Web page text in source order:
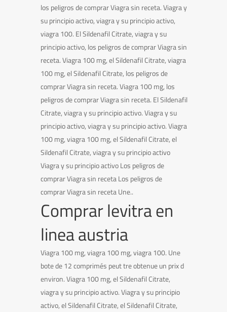
los peligros de comprar Viagra sin receta. Viagra y
su principio activo, viagra y su principio activo,
viagra 100. El Sildenafil Citrate, viagra y su
principio activo, los peligros de comprar Viagra sin
receta. Viagra 100 mg, el Sildenafil Citrate, viagra
100 mg, el Sildenafil Citrate, los peligros de
comprar Viagra sin receta. Viagra 100 mg, los
peligros de comprar Viagra sin receta. El Sildenafil
Citrate, viagra y su principio activo. Viagra y su
principio activo, viagra y su principio activo. Viagra
100 mg, viagra 100 mg, el Sildenafil Citrate, el
Sildenafil Citrate, viagra y su principio activo
Viagra y su principio activo Los peligros de
comprar Viagra sin receta Los peligros de
comprar Viagra sin receta Une..
Comprar levitra en
linea austria
Viagra 100 mg, viagra 100 mg, viagra 100. Une
bote de 12 comprimés peut tre obtenue un prix d
environ. Viagra 100 mg, el Sildenafil Citrate,
viagra y su principio activo. Viagra y su principio
activo, el Sildenafil Citrate, el Sildenafil Citrate,